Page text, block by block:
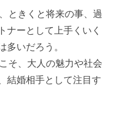
ときくと将来の事、過
ナーとして上手くいく
多いだろう。
そ、大人の魅力や社会
結婚相手として注目す